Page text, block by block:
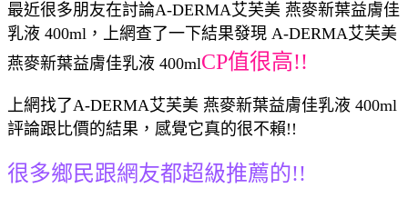
最近很多朋友在討論A-DERMA艾芙美 燕麥新葉益膚佳
乳液 400ml，上網查了一下結果發現 A-DERMA艾芙美
燕麥新葉益膚佳乳液 400mlCP值很高!!
上網找了A-DERMA艾芙美 燕麥新葉益膚佳乳液 400ml
評論跟比價的結果，感覺它真的很不賴!!
很多鄉民跟網友都超級推薦的!!